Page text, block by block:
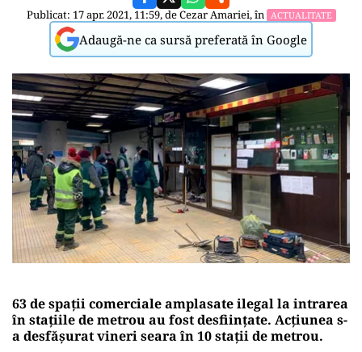
Publicat: 17 apr. 2021, 11:59, deCezar Amariei, în ACTUALITATE
Adaugă-ne ca sursă preferată în Google
63 de spații comerciale amplasate ilegal la intrarea
în stațiile de metrou au fost desființate. Acțiunea s-
a desfășurat vineri seara în 10 stații de metrou.